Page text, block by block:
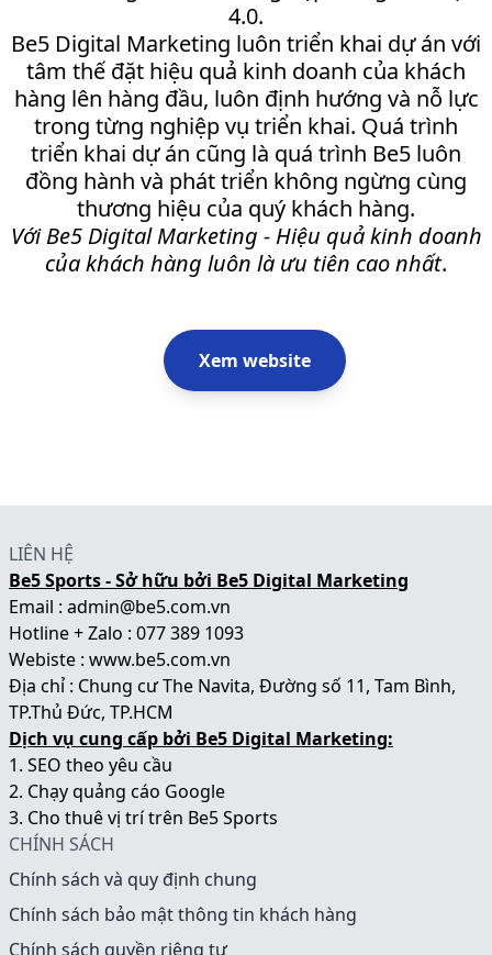
4.0.
Be5 Digital Marketing luôn triển khai dự án với
tâm thế đặt hiệu quả kinh doanh của khách
hàng lên hàng đầu, luôn định hướng và nỗ lực
trong từng nghiệp vụ triển khai. Quá trình
triển khai dự án cũng là quá trình Be5 luôn
đồng hành và phát triển không ngừng cùng
thương hiệu của quý khách hàng.
Với Be5 Digital Marketing - Hiệu quả kinh doanh
của khách hàng luôn là ưu tiên cao nhất.
Xem website
LIÊN HỆ
Be5 Sports - Sở hữu bởi Be5 Digital Marketing
Email : admin@be5.com.vn
Hotline + Zalo : 077 389 1093
Webiste : www.be5.com.vn
Địa chỉ : Chung cư The Navita, Đường số 11, Tam Bình,
TP.Thủ Đức, TP.HCM
Dịch vụ cung cấp bởi Be5 Digital Marketing:
1. SEO theo yêu cầu
2. Chạy quảng cáo Google
3. Cho thuê vị trí trên Be5 Sports
CHÍNH SÁCH
Chính sách và quy định chung
Chính sách bảo mật thông tin khách hàng
Chính sách quyền riêng tư